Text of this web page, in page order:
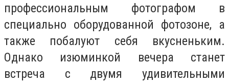
профессиональным фотографом в
специально оборудованной фотозоне, а
также побалуют себя вкусненьким.
Однако изюминкой вечера станет
встреча с двумя удивительными